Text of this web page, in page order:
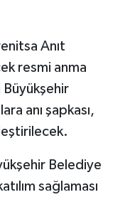
Anıt
resmi anma
Büyükşehir
anı şapkası,
Belediye
sağlaması